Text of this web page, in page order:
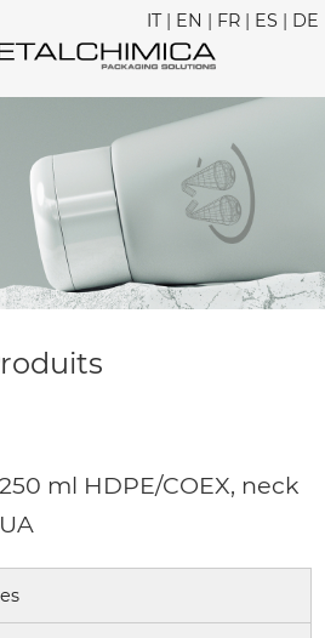
IT| EN | FR | ES | DE
ml HDPE/COEX, neck